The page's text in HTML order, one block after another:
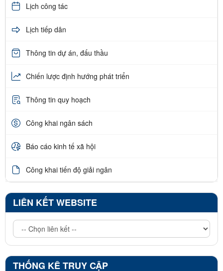
Lịch công tác
Lịch tiếp dân
Thông tin dự án, đấu thầu
Chiến lược định hướng phát triển
Thông tin quy hoạch
Công khai ngân sách
Báo cáo kinh tế xã hội
Công khai tiến độ giải ngân
LIÊN KẾT WEBSITE
THỐNG KÊ TRUY CẬP